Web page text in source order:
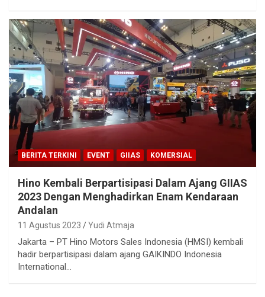
BERITA TERKINI EVENT GIIAS KOMERSIAL
Hino Kembali Berpartisipasi Dalam Ajang GIIAS
2023 Dengan Menghadirkan Enam Kendaraan
Andalan
11 Agustus 2023 Yudi Atmaja
Jakarta – PT Hino Motors Sales Indonesia (HMSI) kembali
hadir berpartisipasi dalam ajang GAIKINDO Indonesia
International…